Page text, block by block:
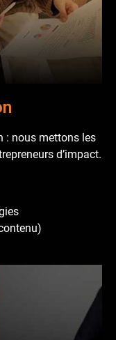
: nous mettons les
d’impact.